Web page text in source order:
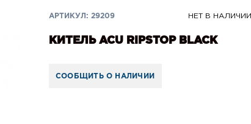
АРТИКУЛ: 29209 НЕТ В НАЛИЧИИ
КИТЕЛЬ ACU RIPSTOP BLACK
СООБЩИТЬ О НАЛИЧИИ